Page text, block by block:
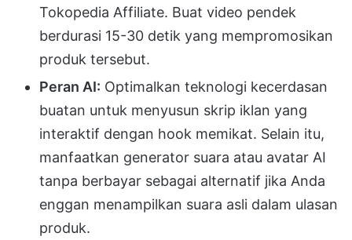
Tokopedia Affiliate. Buat video pendek
berdurasi 15-30 detik yang mempromosikan
produk tersebut.
Peran AI: Optimalkan teknologi kecerdasan
buatan untuk menyusun skrip iklan yang
interaktif dengan hook memikat. Selain itu,
manfaatkan generator suara atau avatar AI
tanpa berbayar sebagai alternatif jika Anda
enggan menampilkan suara asli dalam ulasan
produk.